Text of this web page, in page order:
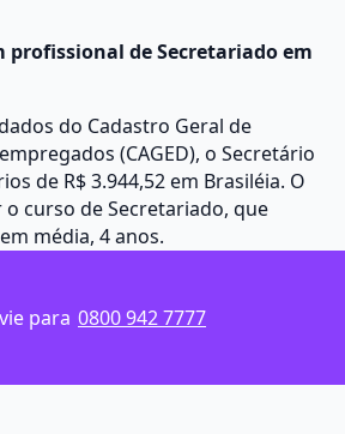
de Secretariado em
do Cadastro Geral de
(CAGED), o Secretário
de R$ 3.944,52 em Brasiléia. O
curso de Secretariado, que
média, 4 anos.
para 0800 942 7777